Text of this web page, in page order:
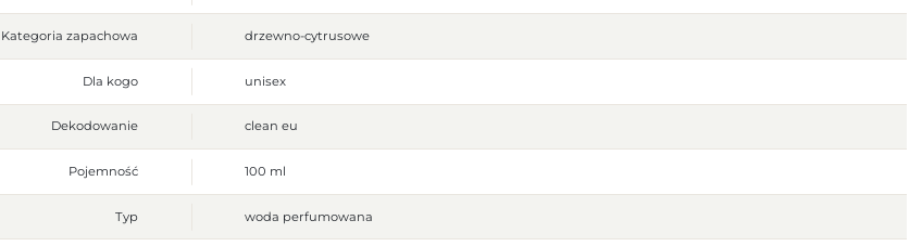
Kategoria zapachowa drzewno-cytrusowe
Dla kogo unisex
Dekodowanie clean eu
Pojemność 100 ml
Typ woda perfumowana